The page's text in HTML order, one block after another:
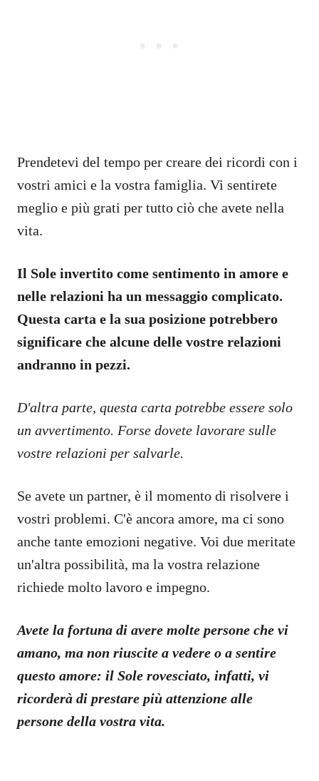
Prendetevi del tempo per creare dei ricordi con i
vostri amici e la vostra famiglia. Vi sentirete
meglio e più grati per tutto ciò che avete nella
vita.
Il Sole invertito come sentimento in amore e
nelle relazioni ha un messaggio complicato.
Questa carta e la sua posizione potrebbero
significare che alcune delle vostre relazioni
andranno in pezzi.
D'altra parte, questa carta potrebbe essere solo
un avvertimento. Forse dovete lavorare sulle
vostre relazioni per salvarle.
Se avete un partner, è il momento di risolvere i
vostri problemi. C'è ancora amore, ma ci sono
anche tante emozioni negative. Voi due meritate
un'altra possibilità, ma la vostra relazione
richiede molto lavoro e impegno.
Avete la fortuna di avere molte persone che vi
amano, ma non riuscite a vedere o a sentire
questo amore: il Sole rovesciato, infatti, vi
ricorderà di prestare più attenzione alle
persone della vostra vita.